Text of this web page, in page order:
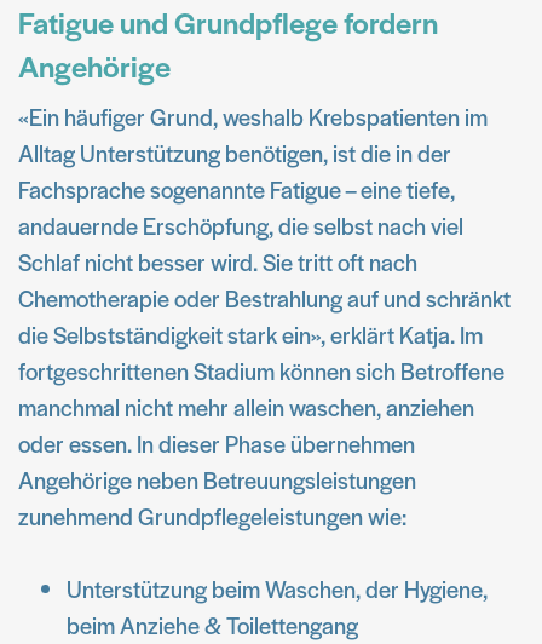
Fatigue und Grundpflege fordern
Angehörige
«Ein häufiger Grund, weshalb Krebspatienten im
Alltag Unterstützung benötigen, ist die in der
Fachsprache sogenannte Fatigue – eine tiefe,
andauernde Erschöpfung, die selbst nach viel
Schlaf nicht besser wird. Sie tritt oft nach
Chemotherapie oder Bestrahlung auf und schränkt
die Selbstständigkeit stark ein», erklärt Katja. Im
fortgeschrittenen Stadium können sich Betroffene
manchmal nicht mehr allein waschen, anziehen
oder essen. In dieser Phase übernehmen
Angehörige neben Betreuungsleistungen
zunehmend Grundpflegeleistungen wie:
Unterstützung beim Waschen, der Hygiene,
beim Anziehe & Toilettengang